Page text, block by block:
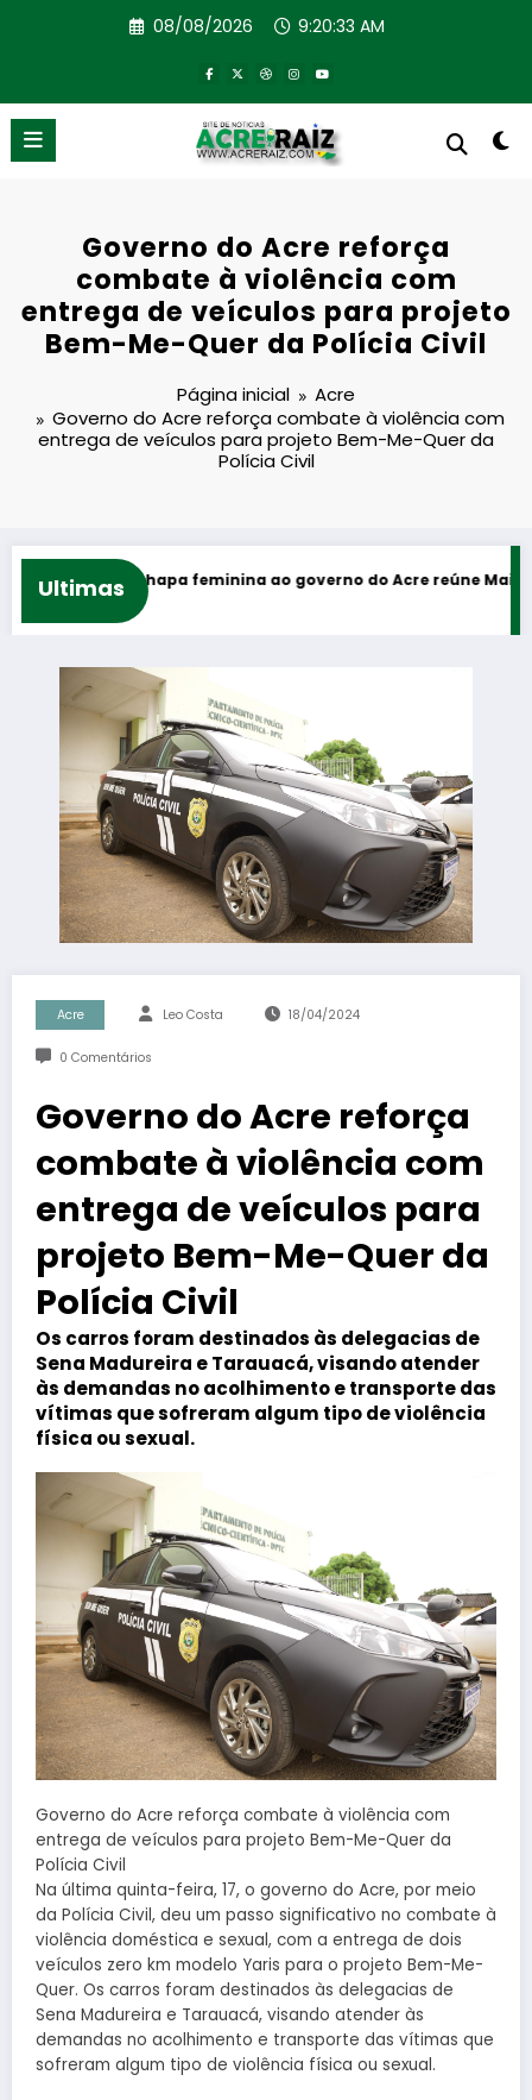
08/08/2026 9:20:34 AM
Governo do Acre reforça
combate à violência com
entrega de veículos para projeto
Bem-Me-Quer da Polícia Civil
Página inicial
Acre
Governo do Acre reforça combate à violência com
entrega de veículos para projeto Bem-Me-Quer da
Polícia Civil
Ultimas
chapa feminina ao governo do Acre reúne Mailza Assis e
Acre Leo Costa 18/04/2024
0 Comentários
Governo do Acre reforça
combate à violência com
entrega de veículos para
projeto Bem-Me-Quer da
Polícia Civil
Os carros foram destinados às delegacias de
Sena Madureira e Tarauacá, visando atender
às demandas no acolhimento e transporte das
vítimas que sofreram algum tipo de violência
física ou sexual.
Governo do Acre reforça combate à violência com
entrega de veículos para projeto Bem-Me-Quer da
Polícia Civil
Na última quinta-feira, 17, o governo do Acre, por meio
da Polícia Civil, deu um passo significativo no combate à
violência doméstica e sexual, com a entrega de dois
veículos zero km modelo Yaris para o projeto Bem-Me-
Quer. Os carros foram destinados às delegacias de
Sena Madureira e Tarauacá, visando atender às
demandas no acolhimento e transporte das vítimas que
sofreram algum tipo de violência física ou sexual.